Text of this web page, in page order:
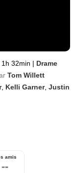
1h 32min | Drame
Tom Willett
, Kelli Garner,Justin
amis
--